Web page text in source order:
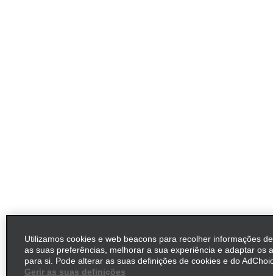
Utilizamos cookies e web beacons para recolher informações
as suas preferências, melhorar a sua experiência e adaptar os
para si. Pode alterar as suas definições de cookies e do
Gerir as suas definições